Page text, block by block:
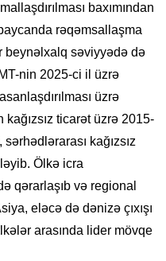
baxımından
rəqəmsallaşma
beynəlxalq səviyyədə də
nin 2025-ci il üzrə
üzrə
ticarət üzrə 2015-
kağızsız
Ölkə icra
qərarlaşıb və regional
eləcə də dənizə çıxışı
arasında lider mövqe